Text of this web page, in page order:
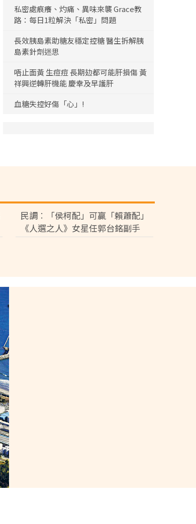
私密處痕癢、灼痛、異味來襲 Grace教
路：每日1粒解決「私密」問題
長效胰島素助糖友穩定控糖 醫生拆解胰
島素針劑迷思
唔止面黃 生痘痘 長期攰都可能肝損傷 黃
祥興逆轉肝機能 慶幸及早護肝
血糖失控好傷「心」!
民調︰「侯柯配」可贏「賴蕭配」
《人選之人》女星任郭台銘副手